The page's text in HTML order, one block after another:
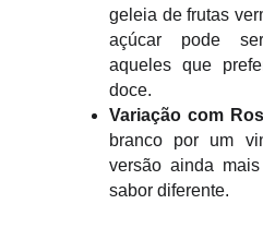
geleia de frutas
açúcar pode
aqueles que
doce.
Variação com
branco por um
versão ainda
sabor diferente.